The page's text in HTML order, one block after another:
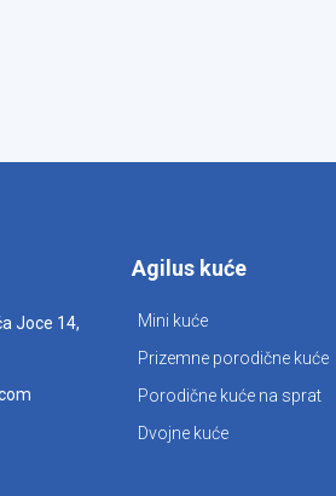
Joce 14,
Agilus kuće
Mini kuće
Prizemne porodične kuće
Porodične kuće na sprat
Dvojne kuće